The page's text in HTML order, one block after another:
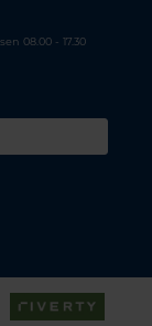
08.00 - 17.30